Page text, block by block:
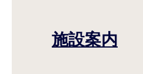
施設案内